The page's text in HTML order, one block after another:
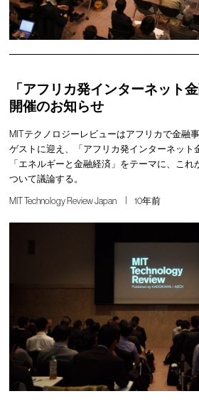
「アフリカ発インターネット
開催のお知らせ
MITテクノロジーレビューはアフリカで金融
ゲストに迎え、「アフリカ発インターネット
「エネルギーと金融経済」をテーマに、こ
ついて議論する。
MIT Technology Review Japan 10年前